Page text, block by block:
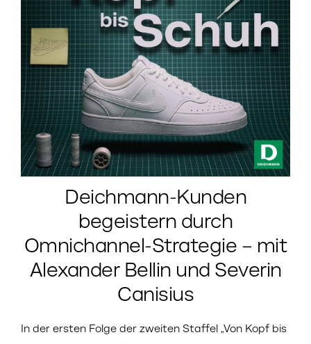
Deichmann-Kunden
begeistern durch
Omnichannel-Strategie – mit
Alexander Bellin und Severin
Canisius
In der ersten Folge der zweiten Staffel „Von Kopf bis